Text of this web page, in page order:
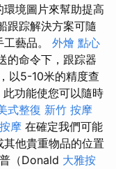
境圖片來幫助提高
跟踪解決方案可隨
藝品。 外燴 點心
的命令下，跟踪器
以5-10米的精度查
此功能使您可以隨時
式整復 新竹 按摩
摩 在確定我們可能
他貴重物品的位置
（Donald 大雅按